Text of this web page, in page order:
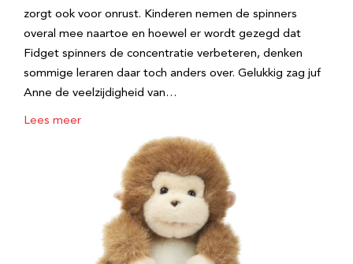
zorgt ook voor onrust. Kinderen nemen de spinners
overal mee naartoe en hoewel er wordt gezegd dat
Fidget spinners de concentratie verbeteren, denken
sommige leraren daar toch anders over. Gelukkig zag juf
Anne de veelzijdigheid van…
Lees meer